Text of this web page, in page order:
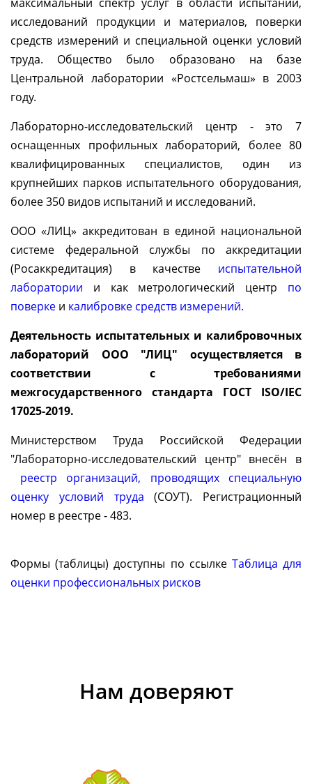
максимальный спектр услуг в области испытаний,
исследований продукции и материалов, поверки
средств измерений и специальной оценки условий
труда. Общество было образовано на базе
Центральной лаборатории «Ростсельмаш» в 2003
году.
Лабораторно-исследовательский центр - это 7
оснащенных профильных лабораторий, более 80
квалифицированных специалистов, один из
крупнейших парков испытательного оборудования,
более 350 видов испытаний и исследований.
ООО «ЛИЦ» аккредитован в единой национальной
системе федеральной службы по аккредитации
(Росаккредитация) в качестве испытательной
лаборатории и как метрологический центр по
поверке и калибровке средств измерений.
Деятельность испытательных и калибровочных
лабораторий ООО "ЛИЦ" осуществляется в
соответствии с требованиями
межгосударственного стандарта ГОСТ ISO/IEC
17025-2019.
Министерством Труда Российской Федерации
"Лабораторно-исследовательский центр" внесён в
реестр организаций, проводящих специальную
оценку условий труда (СОУТ). Регистрационный
номер в реестре - 483.
Формы (таблицы) доступны по ссылке Таблица для
оценки профессиональных рисков
Нам доверяют